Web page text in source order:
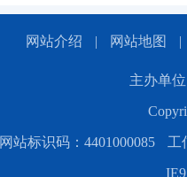
网站介绍 | 网站地图 |
主办单
网站标识码：4401000085 工